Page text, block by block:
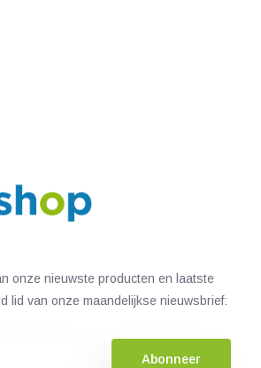
onze nieuwste producten en laatste
lid van onze maandelijkse nieuwsbrief:
Abonneer